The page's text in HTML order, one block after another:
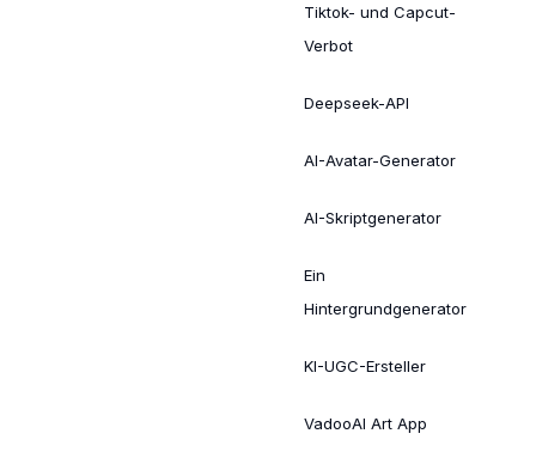
Tiktok- und Capcut-
Verbot
Deepseek-API
AI-Avatar-Generator
AI-Skriptgenerator
Ein
Hintergrundgenerator
KI-UGC-Ersteller
VadooAI Art App